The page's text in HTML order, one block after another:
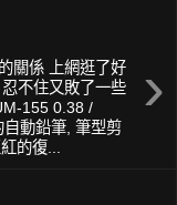
›
關係 上網逛了好
不住又敗了一些
155 0.38 /
動鉛筆, 筆型剪
的復...